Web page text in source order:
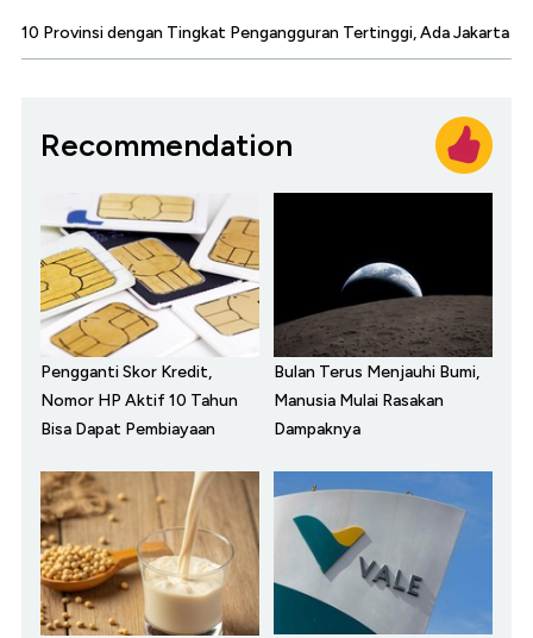
10 Provinsi dengan Tingkat Pengangguran Tertinggi, Ada Jakarta
Recommendation
Pengganti Skor Kredit,
Nomor HP Aktif 10 Tahun
Bisa Dapat Pembiayaan
Bulan Terus Menjauhi Bumi,
Manusia Mulai Rasakan
Dampaknya